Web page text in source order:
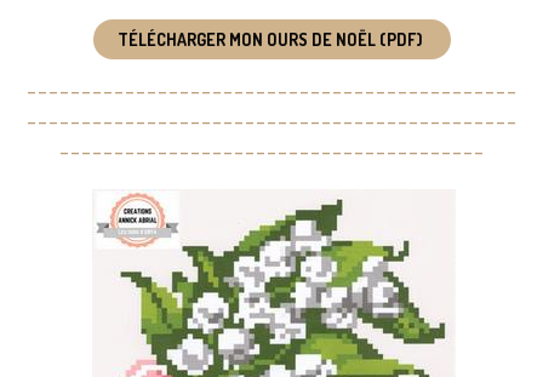
TÉLÉCHARGER MON OURS DE NOËL (PDF)
---------------------------------------------
---------------------------------------------
---------------------------------------